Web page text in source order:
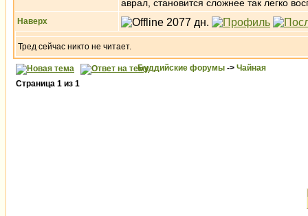
аврал, становится сложнее так легко
Наверх
Тред сейчас никто не читает.
Буддийские форумы -> Чайная
Страница 1 из 1